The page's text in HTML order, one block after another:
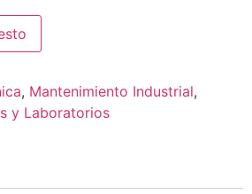
, Mantenimiento Industrial,
y Laboratorios